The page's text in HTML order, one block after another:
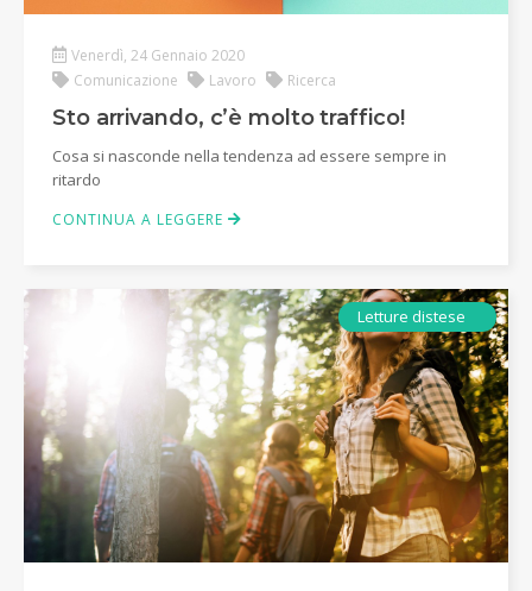
Venerdì, 24 Gennaio 2020
Comunicazione
Lavoro Ricerca
Sto arrivando, c’è molto traffico!
Cosa si nasconde nella tendenza ad essere sempre in
ritardo
CONTINUA A LEGGERE
Letture distese Ebook